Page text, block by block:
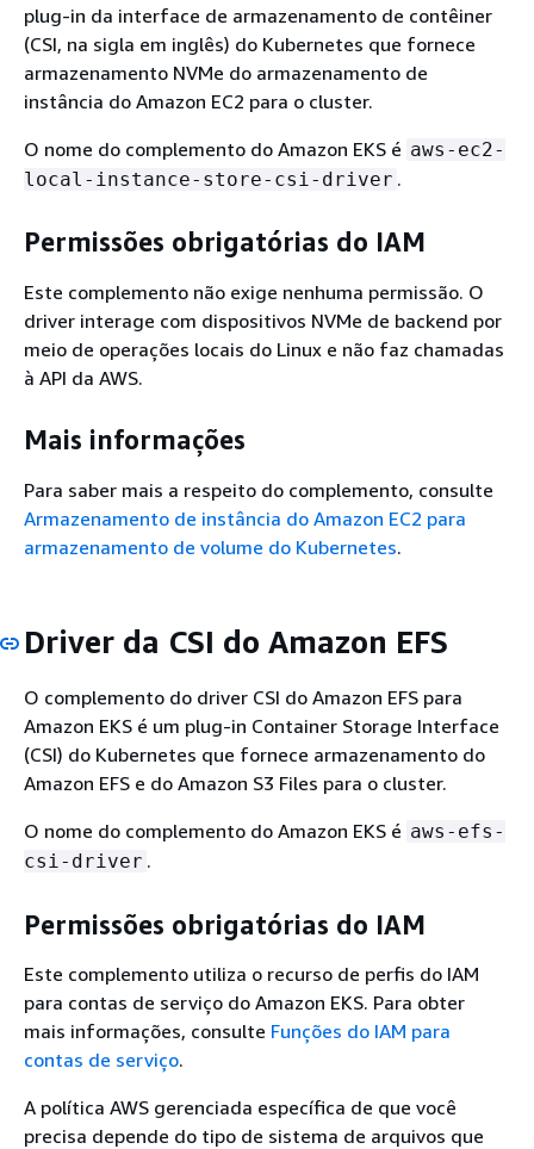
plug-in da interface de armazenamento de contêiner
(CSI, na sigla em inglês) do Kubernetes que fornece
armazenamento NVMe do armazenamento de
instância do Amazon EC2 para o cluster.
O nome do complemento do Amazon EKS é aws-ec2-
local-instance-store-csi-driver .
Permissões obrigatórias do IAM
Este complemento não exige nenhuma permissão. O
driver interage com dispositivos NVMe de backend por
meio de operações locais do Linux e não faz chamadas
à API da AWS.
Mais informações
Para saber mais a respeito do complemento, consulte
Armazenamento de instância do Amazon EC2 para
armazenamento de volume do Kubernetes.
Driver da CSI do Amazon EFS
O complemento do driver CSI do Amazon EFS para
Amazon EKS é um plug-in Container Storage Interface
(CSI) do Kubernetes que fornece armazenamento do
Amazon EFS e do Amazon S3 Files para o cluster.
O nome do complemento do Amazon EKS é aws-efs-
csi-driver .
Permissões obrigatórias do IAM
Este complemento utiliza o recurso de perfis do IAM
para contas de serviço do Amazon EKS. Para obter
mais informações, consulte Funções do IAM para
contas de serviço.
A política AWS gerenciada específica de que você
precisa depende do tipo de sistema de arquivos que